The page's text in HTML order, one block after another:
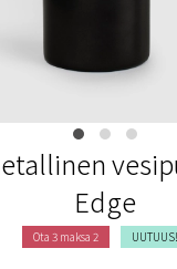
Edge
Ota 3 maksa 2 UUTUUS!